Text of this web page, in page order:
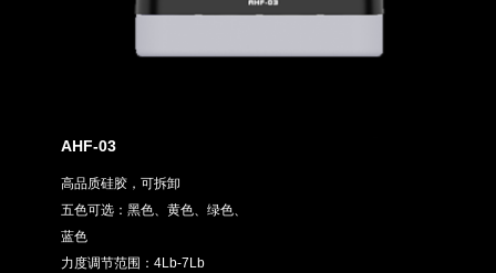
AHF-03
高品质硅胶，可拆卸
五色可选：黑色、黄色、绿色、
蓝色
力度调节范围：4Lb-7Lb